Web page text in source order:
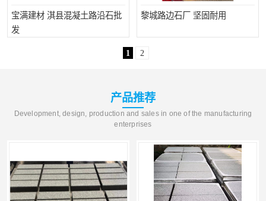
宝满建材 淇县混凝土路沿石批
发
黎城路边石厂 坚固耐用
1 2
产品推荐
Development, design, production and sales in one of the manufacturing
enterprises